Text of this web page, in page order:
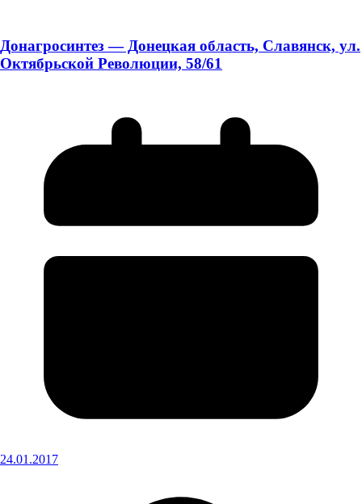
Донагросинтез — Донецкая область, Славянск, ул.
Октябрьской Революции, 58/61
24.01.2017